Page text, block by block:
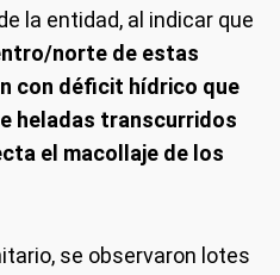
la entidad, al indicar que
norte de estas
con déficit hídrico que
heladas transcurridos
el macollaje de los
se observaron lotes